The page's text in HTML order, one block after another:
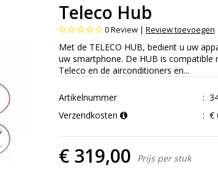
Teleco Hub
0Review | Review toevoegen
Met de TELECO HUB, bedient u uw
uw smartphone. De HUB is
Teleco en de airconditioners en...
Artikelnummer :
Verzendkosten
: €
€ 319,00 Prijs per stuk